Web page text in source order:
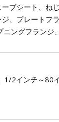
ブシート、ね
、プレートフ
ニングフランジ
1/2インチ～80